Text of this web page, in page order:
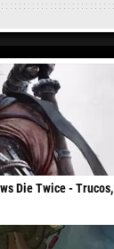
Die Twice - Trucos,